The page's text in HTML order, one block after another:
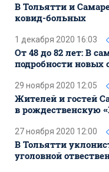
В Тольятти и
ковид-больных
1 декабря 2020 16:03
От 48 до 82 лет: В
подробности новых
29 ноября 2020 12:05
Жителей и гостей
в рождественскую
27 ноября 2020 12:00
В Тольятти
уголовной